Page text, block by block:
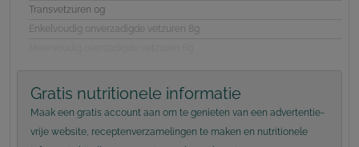
Transvetzuren 0g
Enkelvoudig onverzadigde vetzuren 8g
Gratis nutritionele informatie
Maak een gratis account aan om te genieten van een advertentie-
vrije website, receptenverzamelingen te maken en nutritionele